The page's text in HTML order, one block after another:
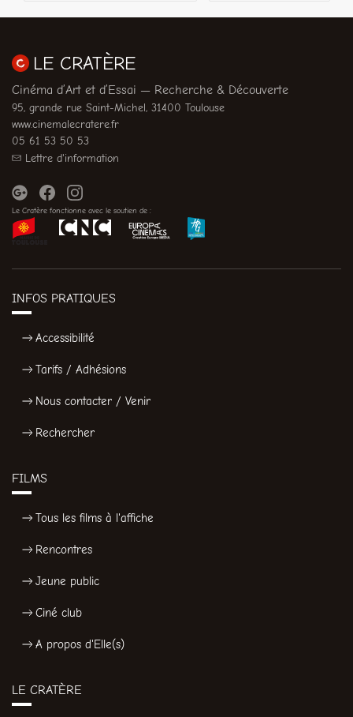
LE CRATÈRE
Cinéma d’Art et d’Essai — Recherche & Découverte
95, grande rue Saint-Michel, 31400 Toulouse
www.cinemalecratere.fr
05 61 53 50 53
Lettre d'information
Le Cratère fonctionne avec le soutien de :
INFOS PRATIQUES
Accessibilité
Tarifs / Adhésions
Nous contacter / Venir
Rechercher
FILMS
Tous les films à l'affiche
Rencontres
Jeune public
Ciné club
A propos d'Elle(s)
LE CRATÈRE